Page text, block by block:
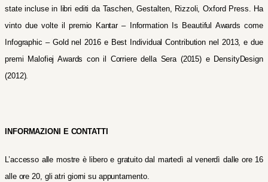
state incluse in libri editi da Taschen, Gestalten, Rizzoli, Oxford Press. Ha
vinto due volte il premio Kantar – Information Is Beautiful Awards come
Infographic – Gold nel 2016 e Best Individual Contribution nel 2013, e due
premi Malofiej Awards con il Corriere della Sera (2015) e DensityDesign
(2012).
INFORMAZIONI E CONTATTI
L’accesso alle mostre è libero e gratuito dal martedì al venerdì dalle ore 16
alle ore 20, gli atri giorni su appuntamento.